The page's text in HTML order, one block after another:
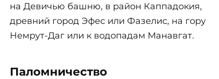
на Девичью башню, в район Каппадокия,
древний город Эфес или Фазелис, на гору
Немрут-Даг или к водопадам Манавгат.
Паломничество